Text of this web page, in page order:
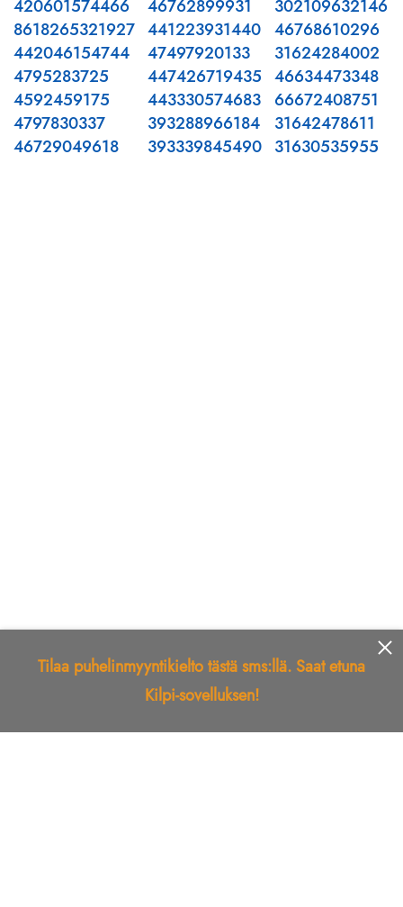
420601574466
8618265321927
442046154744
4795283725
4592459175
4797830337
46729049618
46762899931
441223931440
47497920133
447426719435
443330574683
393288966184
393339845490
302109632146
46768610296
31624284002
46634473348
66672408751
31642478611
31630535955
Tilaa puhelinmyyntikielto tästä sms:llä. Saat etuna
Kilpi-sovelluksen!